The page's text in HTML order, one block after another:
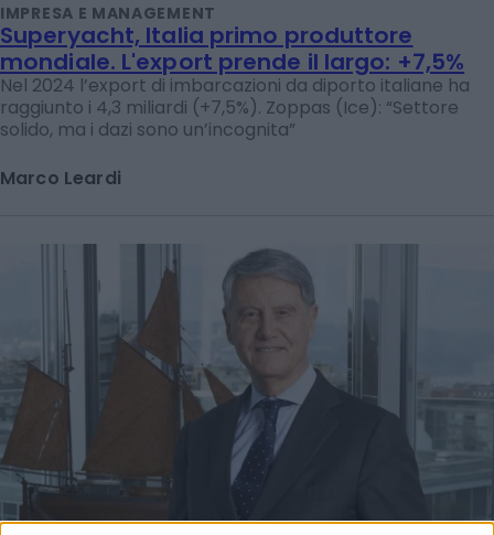
IMPRESA E MANAGEMENT
Superyacht, Italia primo produttore
mondiale. L'export prende il largo: +7,5%
Nel 2024 l’export di imbarcazioni da diporto italiane ha
raggiunto i 4,3 miliardi (+7,5%). Zoppas (Ice): “Settore
solido, ma i dazi sono un’incognita”
Marco Leardi